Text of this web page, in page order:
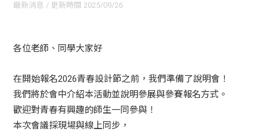
最新消息 / 更新時間 2025/09/26
各位老師、同學大家好
在開始報名2026青春設計節之前，我們準備了說明會！
我們將於會中介紹本活動並說明參展與參賽報名方式。
歡迎對青春有興趣的師生一同參與！
本次會議採現場與線上同步，